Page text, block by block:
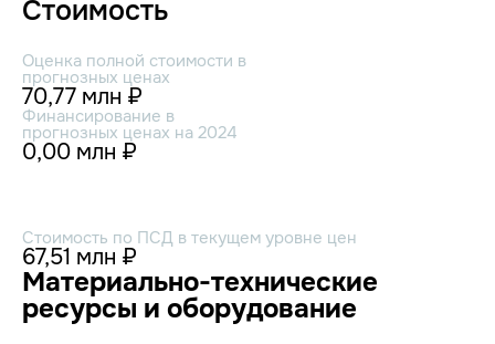
Стоимость
Оценка полной стоимости в
прогнозных ценах
70,77 млн ₽
Финансирование в
прогнозных ценах на 2024
0,00 млн ₽
Стоимость по ПСД в текущем уровне цен
67,51 млн ₽
Материально-технические
ресурсы и оборудование